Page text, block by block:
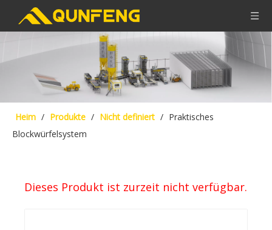
Heim / Produkte / Nicht definiert / Praktisches
Blockwürfelsystem
Dieses Produkt ist zurzeit nicht verfügbar.